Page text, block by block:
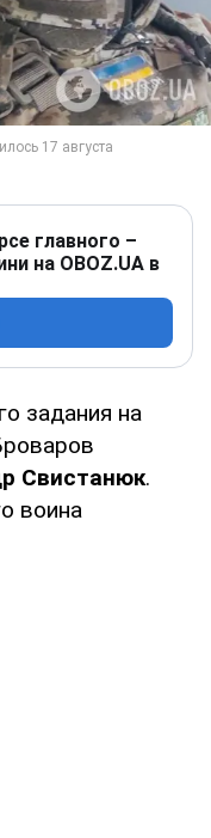
главного –
на OBOZ.UA в
задания на
Свистанюк.
воина